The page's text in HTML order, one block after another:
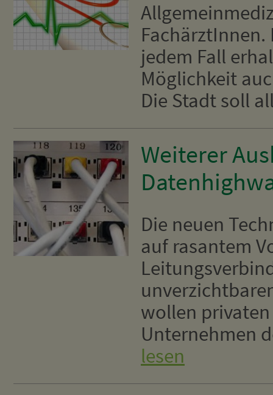
FachärztInnen.
jedem Fall
Möglichkeit
Die Stadt soll
Weiterer
Die neuen
auf rasantem
wollen
Unternehmen
lesen